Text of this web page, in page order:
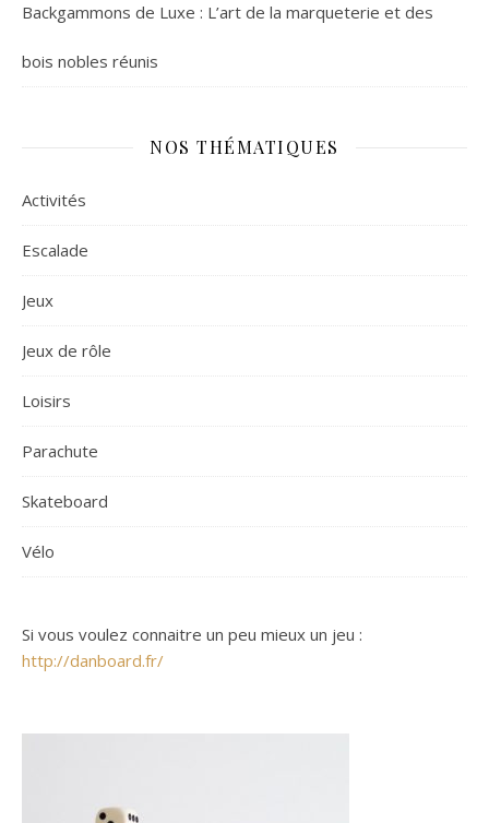
Backgammons de Luxe : L’art de la marqueterie et des
bois nobles réunis
NOS THÉMATIQUES
Activités
Escalade
Jeux
Jeux de rôle
Loisirs
Parachute
Skateboard
Vélo
Si vous voulez connaitre un peu mieux un jeu :
http://danboard.fr/